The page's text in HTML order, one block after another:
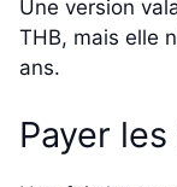
Une version
THB, mais elle
ans.
Payer les